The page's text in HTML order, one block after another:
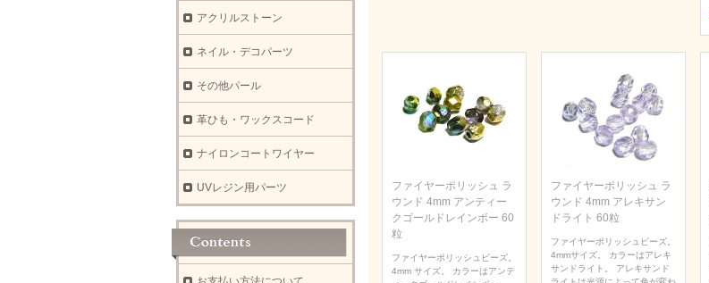
ファイヤーポリッシュ ラ
ウンド 4mm アンティー
クゴールドレインボー 60
粒
ファイヤーポリッシュビーズ。
4mm サイズ。 カラーはアンテ
ファイヤーポリッシュ ラ
ウンド 4mm アレキサン
ドライト 60粒
ファイヤーポリッシュビーズ。
4mmサイズ。 カラーはアレキ
サンドライト。 アレキサンド
アクリルストーン
ネイル・デコパーツ
その他パール
革ひも・ワックスコード
ナイロンコートワイヤー
UVレジン用パーツ